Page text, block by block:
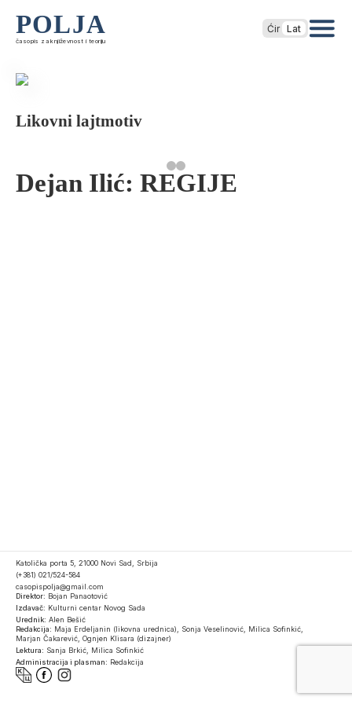
POLJA
časopis za književnost i teoriju
Ćir Lat
Likovni lajtmotiv
Dejan Ilić: REGIJE
Katolička porta 5, 21000 Novi Sad, Srbija
(+381) 021/524-584
casopispolja@gmail.com
Direktor: Bojan Panaotović
Izdavač: Kulturni centar Novog Sada
Urednik: Alen Bešić
Redakcija: Maja Erdeljanin (likovna urednica), Sonja Veselinović, Milica Sofinkić,
Marjan Čakarević, Ognjen Klisara (dizajner)
Lektura: Sanja Brkić, Milica Sofinkić
Administracija i plasman: Redakcija